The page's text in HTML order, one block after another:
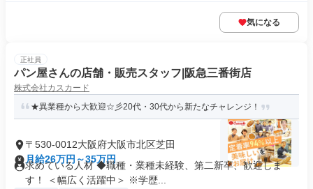
気になる
正社員
パン屋さんの店舗・販売スタッフ|阪急三番街店
株式会社カスカード
★異業種から大歓迎☆彡20代・30代から新たなチャレンジ！
〒530-0012大阪府大阪市北区芝田
月給26万円～35万円
求めている人材 ◆職種・業種未経験、第二新卒、歓迎しま
す！ ＜幅広く活躍中＞ ※学歴...